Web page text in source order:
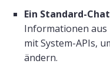
Ein Standard-
Informationen aus
mit System-APIs,
ändern.